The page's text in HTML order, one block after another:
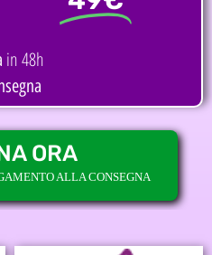
in 48h
ORA
ALLA CONSEGNA